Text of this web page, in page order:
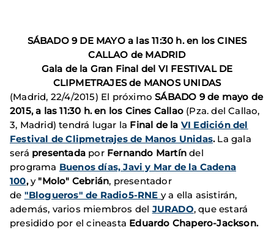
SÁBADO 9 DE MAYO a las 11:30 h. en los CINES
CALLAO de MADRID
Gala de la Gran Final del VI FESTIVAL DE
CLIPMETRAJES de MANOS UNIDAS
(Madrid, 22/4/2015) El próximoSÁBADO 9 de mayo de
2015, a las 11:30 h.en los Cines Callao (Pza. del Callao,
3, Madrid) tendrá lugar la Final de la VI Edición del
Festival de Clipmetrajes de Manos Unidas. La gala
será presentada porFernando Martíndel
programa Buenos días, Javi y Mar de la Cadena
100,y "Molo" Cebrián, presentador
de "Blogueros" de Radio5-RNE y a ella asistirán,
además, varios miembros del JURADO, que estará
presidido por el cineasta Eduardo Chapero-Jackson.